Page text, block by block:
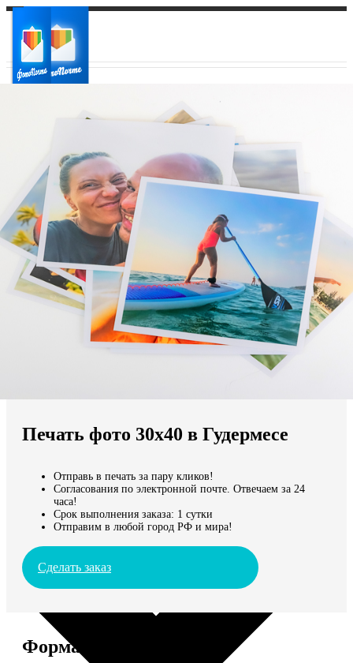
Ваш регион доставки
Выберите из списка:
Мы доставляем по всему миру
Продолжить без города
Печать фото 30х40 в Гудермесе
Отправь в печать за пару кликов!
Согласования по электронной почте. Отвечаем за 24
часа!
Срок выполнения заказа: 1 сутки
Отправим в любой город РФ и мира!
Сделать заказ
Форматы и цены